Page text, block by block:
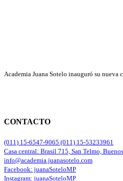
Academia Juana Sotelo inauguró su nueva
CONTACTO
(011) 15-6547-9065 (011) 15-53233961
Casa central: Brasil 715, San Telmo,
info@academia.juanasotelo.com
Facebook: juanaSoteloMP
Instagram: juanaSoteloMP